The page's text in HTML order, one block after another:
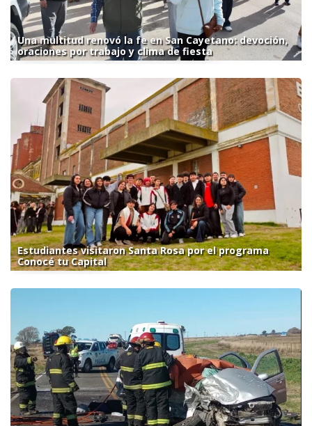
Una multitud renovó la fe en San Cayetano: devoción,
oraciones por trabajo y clima de fiesta
Estudiantes visitaron Santa Rosa por el programa
Conocé tu Capital